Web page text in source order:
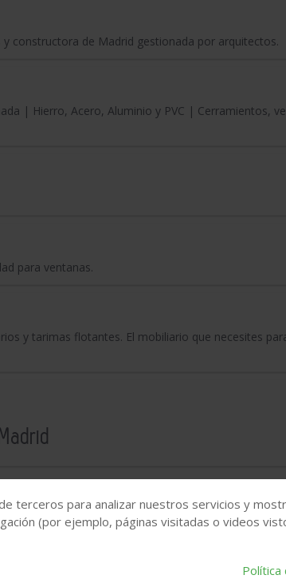
constructora de Madrid gestionada por arquitectos.
| Hierro, Acero, Aluminio y PVC | Cerramientos,
para ventanas.
y tarimas flotantes. El mobiliario que necesites
integral de locales, viviendas, exteriores. Incluido
terceros para analizar nuestros servicios y
(por ejemplo, páginas visitadas o videos
Política